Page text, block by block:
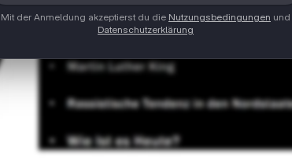
Mit der Anmeldung akzeptierst du die Nutzungsbedingungen und
Datenschutzerklärung